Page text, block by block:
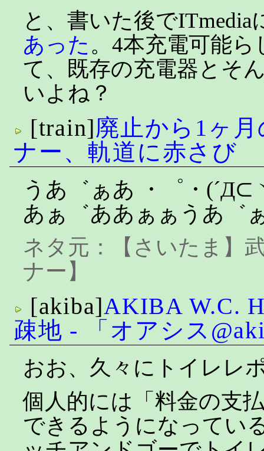
と、書いた後でITmedia
あった 。4本充電可能ら
て、既存の充電器とそ
いよね？
[train]廃止から1ヶ
ナー、軌道に赤さび
うあ゛ぁあ ・゜・(´Д⊂
あぁ゛ああぁぁうあ゛
ネタ元：
【さいたま】
ナー】
[akiba]AKIBA W.C.
疎地 - 「オアシス
おお、久々にトイレレ
個人的には「料金の支
できるようになってい